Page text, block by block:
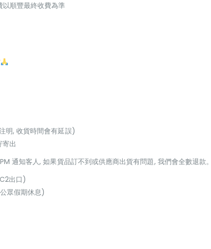
順豐最終收費為準
明, 收貨時間會有延誤)
出
通知客人, 如果貨品訂不到或供應商出貨有問題, 我們會全數退款
出口)
眾假期休息)